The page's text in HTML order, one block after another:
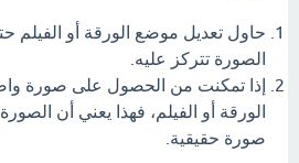
حاول تعديل موضع الورقة أو الفيلم
الصورة تتركز عليه.
إذا تمكنت من الحصول على صورة
الورقة أو الفيلم، فهذا يعني أن
صورة حقيقية.